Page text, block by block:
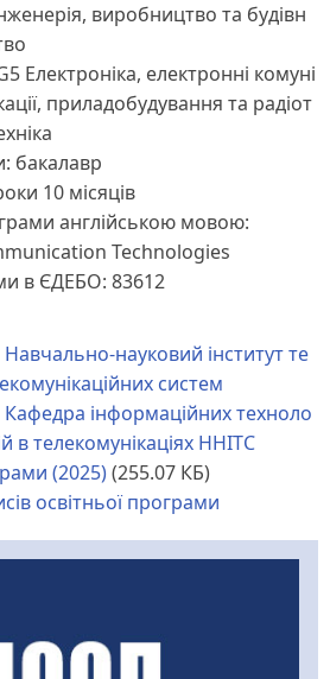
виробництво та будівн
Електроніка, електронні комуні
приладобудування та радіот
бакалавр
10 місяців
англійською мовою:
Technologies
в ЄДЕБО: 83612
Навчально-науковий інститут те
систем
Кафедра інформаційних техноло
в телекомунікаціях ННІТС
(2025)(255.07 КБ)
освітньої програми